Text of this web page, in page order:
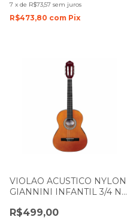
7 x de R$73,57 sem juros
R$473,80 com Pix
VIOLAO ACUSTICO NYLON
GIANNINI INFANTIL 3/4 N6
R$499,00